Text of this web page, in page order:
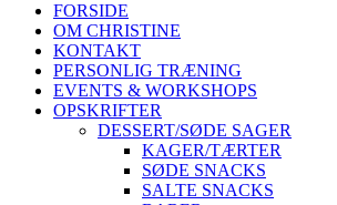
FORSIDE
OM CHRISTINE
KONTAKT
PERSONLIG TRÆNING
EVENTS & WORKSHOPS
OPSKRIFTER
DESSERT/SØDE SAGER
KAGER/TÆRTER
SØDE SNACKS
SALTE SNACKS